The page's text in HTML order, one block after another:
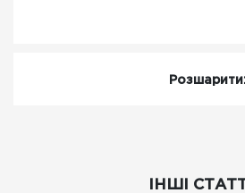
ІНШІ СТАТТІ